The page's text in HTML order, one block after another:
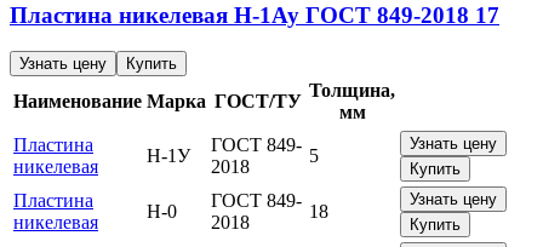
Пластина никелевая Н-1Ау ГОСТ 849-2018 17
Узнать цену Купить
Наименование Марка ГОСТ/ТУ
Толщина,
мм
Пластина
никелевая
Н-1У
ГОСТ 849-
2018
5
Узнать цену
Купить
Пластина
никелевая
Н-0
ГОСТ 849-
2018
18
Узнать цену
Купить